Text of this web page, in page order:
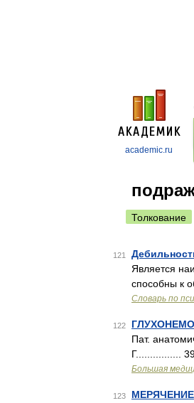
academic.ru
Толкование
121
Является
способны к
Словарь по
122
Пат.
Г................
Большая
123 МЕРЯЧЕНИЕ